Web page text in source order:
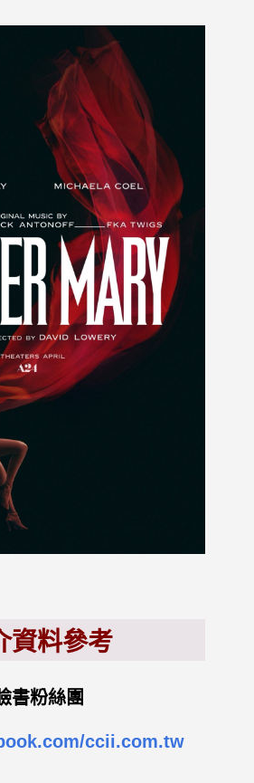
資料參考
書粉絲團
ccii.com.tw